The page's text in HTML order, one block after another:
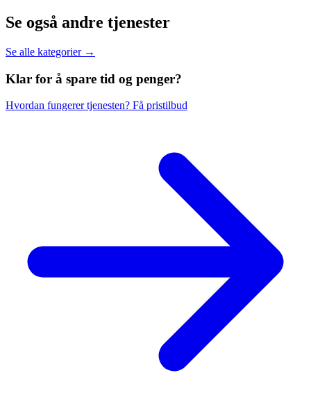
Se også andre tjenester
Se alle kategorier →
Klar for å spare tid og penger?
Hvordan fungerer tjenesten? Få pristilbud